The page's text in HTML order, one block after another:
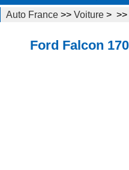
Auto France >> Voiture > >>
Ford Falcon